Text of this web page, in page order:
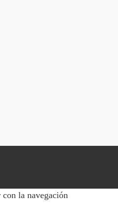
la navegación